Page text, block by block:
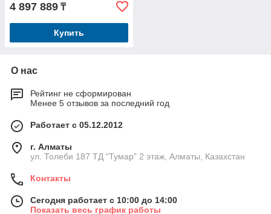
4 897 889 ₸
Купить
О нас
Рейтинг не сформирован
Менее 5 отзывов за последний год
Работает с 05.12.2012
г. Алматы
ул. Толеби 187 ТД "Тумар" 2 этаж, Алматы, Казахстан
Контакты
Сегодня работает с 10:00 до 14:00
Показать весь график работы